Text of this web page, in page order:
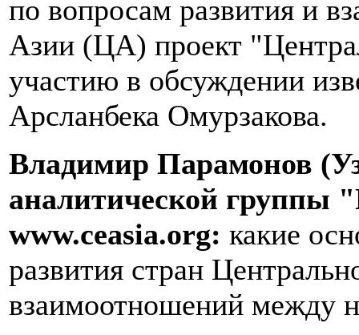
по вопросам развития и
Азии (ЦА) проект
участию в обсуждении
Арсланбека Омурзакова.
Владимир Парамонов
аналитической группы
www.ceasia.org: какие
развития стран
взаимоотношений между